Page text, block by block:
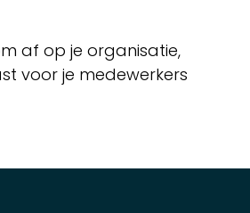
af op je organisatie,
voor je medewerkers